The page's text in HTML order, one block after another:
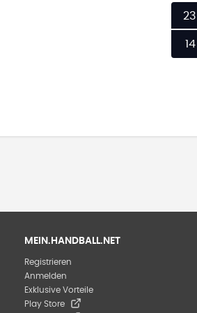
23
14
MEIN.HANDBALL.NET
Registrieren
Anmelden
Exklusive Vorteile
Play Store